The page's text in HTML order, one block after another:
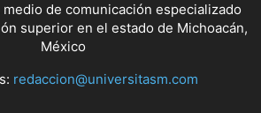
de comunicación especializado
superior en el estado de Michoacán,
México
redaccion@universitasm.com